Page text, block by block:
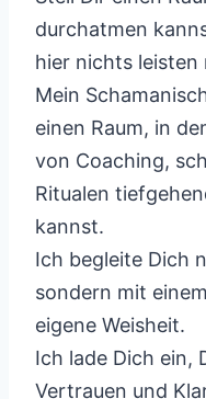
durchatmen
hier nichts leisten
Mein
einen Raum, in
von Coaching,
Ritualen
kannst.
Ich begleite Dich
sondern mit
eigene Weisheit.
Ich lade Dich ein,
Vertrauen und